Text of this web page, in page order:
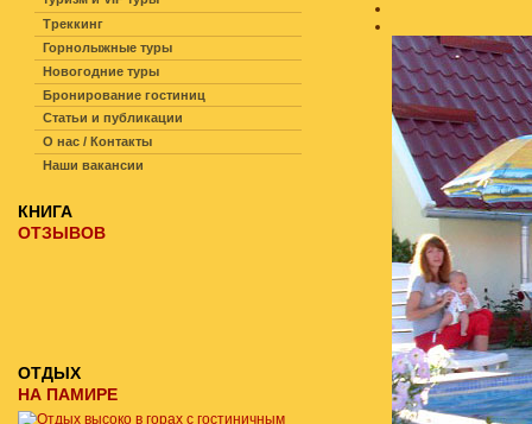
Треккинг
Горнолыжные туры
Новогодние туры
Бронирование гостиниц
Статьи и публикации
О нас / Контакты
Наши вакансии
КНИГА
ОТЗЫВОВ
ОТДЫХ
НА ПАМИРЕ